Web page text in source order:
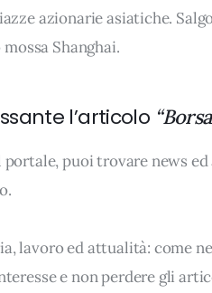
azionarie asiatiche.
Shanghai.
l’articolo
portale, puoi trovare news
lavoro ed attualità: come
e non perdere gli